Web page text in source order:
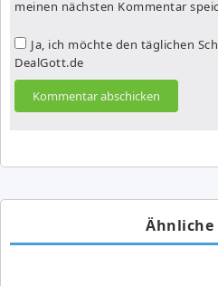
meinen nächsten Kommentar
Ja, ich möchte den täglichen
DealGott.de
Ähnliche